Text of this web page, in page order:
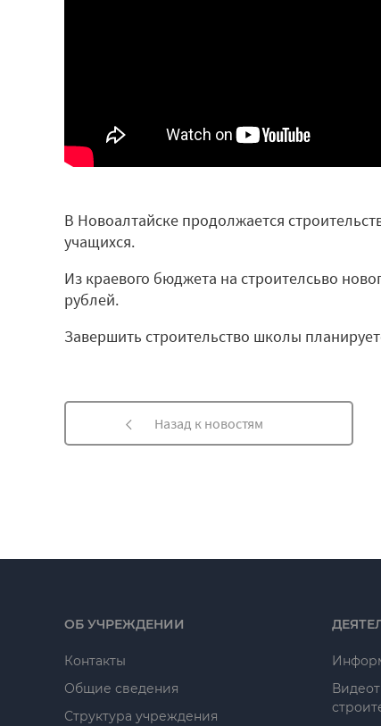
В Новоалтайске продолжается
учащихся.
Из краевого бюджета на строителсьво
рублей.
Завершить строительство школы
Назад к новостям
ОБ УЧРЕЖДЕНИИ
Контакты
Общие сведения
Структура учреждения